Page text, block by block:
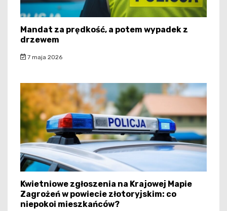
Mandat za prędkość, a potem wypadek z
drzewem
7 maja 2026
Kwietniowe zgłoszenia na Krajowej Mapie
Zagrożeń w powiecie złotoryjskim: co
niepokoi mieszkańców?